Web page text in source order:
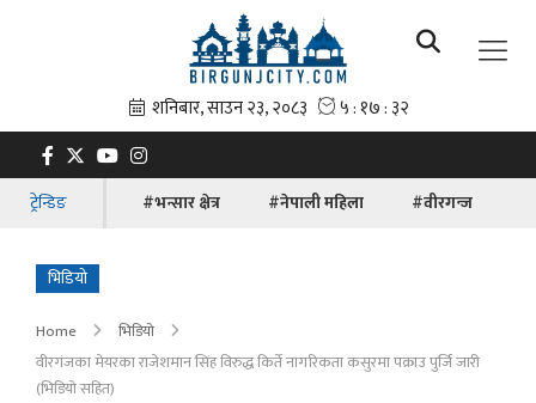
ट्रेन्डिङ #भन्सार क्षेत्र #नेपाली महिला #वीरगन्ज
भिडियो
Home
भिडियो
वीरगंजका मेयरका राजेशमान सिंह विरुद्ध किर्ते नागरिकता कसुरमा पक्राउ पुर्जि जारी
(भिडियाे सहित)